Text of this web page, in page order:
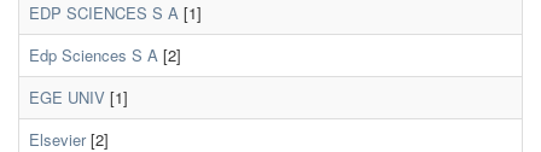
EDP SCIENCES S A [1]
Edp Sciences S A [2]
EGE UNIV [1]
Elsevier[2]